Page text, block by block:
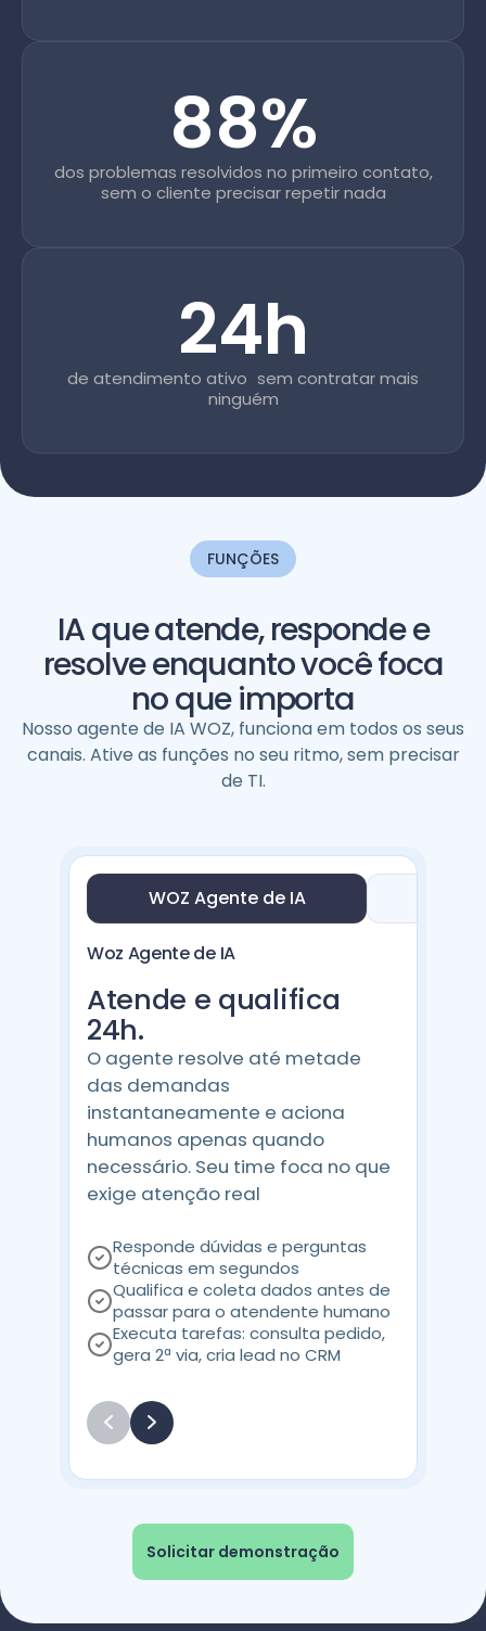
88%
dos problemas resolvidos no primeiro contato,
sem o cliente precisar repetir nada
24h
de atendimento ativo sem contratar mais
ninguém
FUNÇÕES
IA que atende, responde e
resolve enquanto você foca
no que importa
Nosso agente de IA WOZ, funciona em todos os seus
canais. Ative as funções no seu ritmo, sem precisar
de TI.
WOZ Agente de IA
Woz Agente de IA
Atende e qualifica
24h.
O agente resolve até metade
das demandas
instantaneamente e aciona
humanos apenas quando
necessário. Seu time foca no que
exige atenção real
Responde dúvidas e perguntas
técnicas em segundos
Qualifica e coleta dados antes de
passar para o atendente humano
Executa tarefas: consulta pedido,
gera 2ª via, cria lead no CRM
Solicitar demonstração